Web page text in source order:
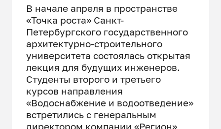
В начале апреля в пространстве
«Точка роста» Санкт-
Петербургского государственного
архитектурно-строительного
университета состоялась открытая
лекция для будущих инженеров.
Студенты второго и третьего
курсов направления
«Водоснабжение и водоотведение»
встретились с генеральным
директором компании «Регион»